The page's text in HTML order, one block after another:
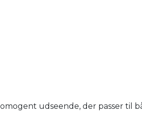
udseende, der passer til